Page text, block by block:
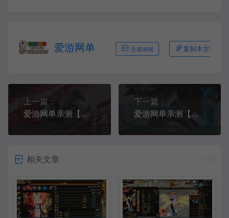
爱游网单 生成海报 复制本文链接
上一篇：
爱游网单亲测【征途单机版】最新整理经典5职业原汁原味初心版绿装 完美修正 带GM工具可修改角色属性 金子等 虚拟机一键端 视频安装教学
下一篇：
爱游网单亲测【传奇单机版】最新整理刀锋寒单职业 带假人 GM后台无限金币点数 命令刷装备 六大陆独家剧情江湖武学追梦神器翎风引擎 免虚拟机单机端 通用视频安装教学
相关文章